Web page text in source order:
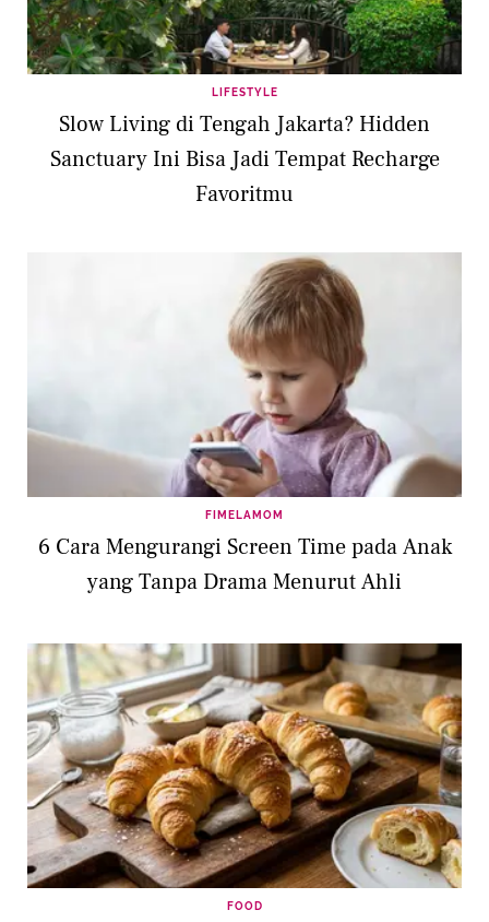
LIFESTYLE
Slow Living di Tengah Jakarta? Hidden
Sanctuary Ini Bisa Jadi Tempat Recharge
Favoritmu
FIMELAMOM
6 Cara Mengurangi Screen Time pada Anak
yang Tanpa Drama Menurut Ahli
FOOD